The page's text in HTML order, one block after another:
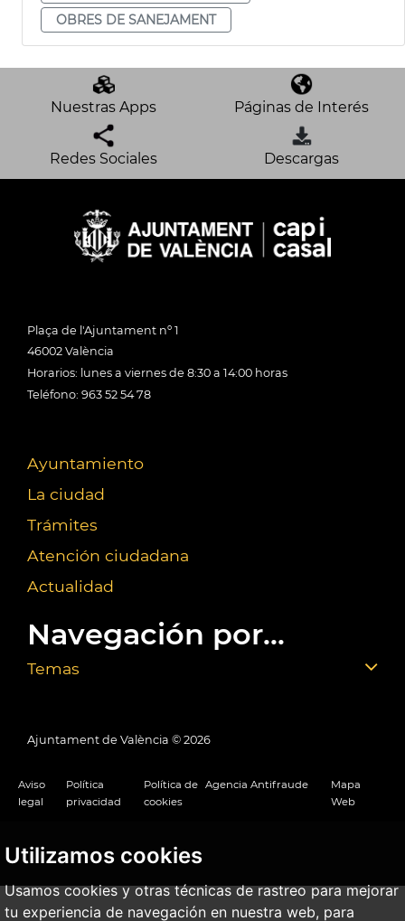
Utilizamos cookies
Usamos cookies y otras técnicas de rastreo para mejorar
tu experiencia de navegación en nuestra web, para
OBRES DE SANEJAMENT
Nuestras Apps Páginas de Interés
Redes Sociales Descargas
Plaça de l'Ajuntament nº 1
46002 València
Horarios: lunes a viernes de 8:30 a 14:00 horas
Teléfono: 963 52 54 78
Ayuntamiento
La ciudad
Trámites
Atención ciudadana
Actualidad
Navegación por...
Temas
Ajuntament de València © 2026
Aviso
legal
Política
privacidad
Política de
cookies
Agencia Antifraude
Mapa
Web